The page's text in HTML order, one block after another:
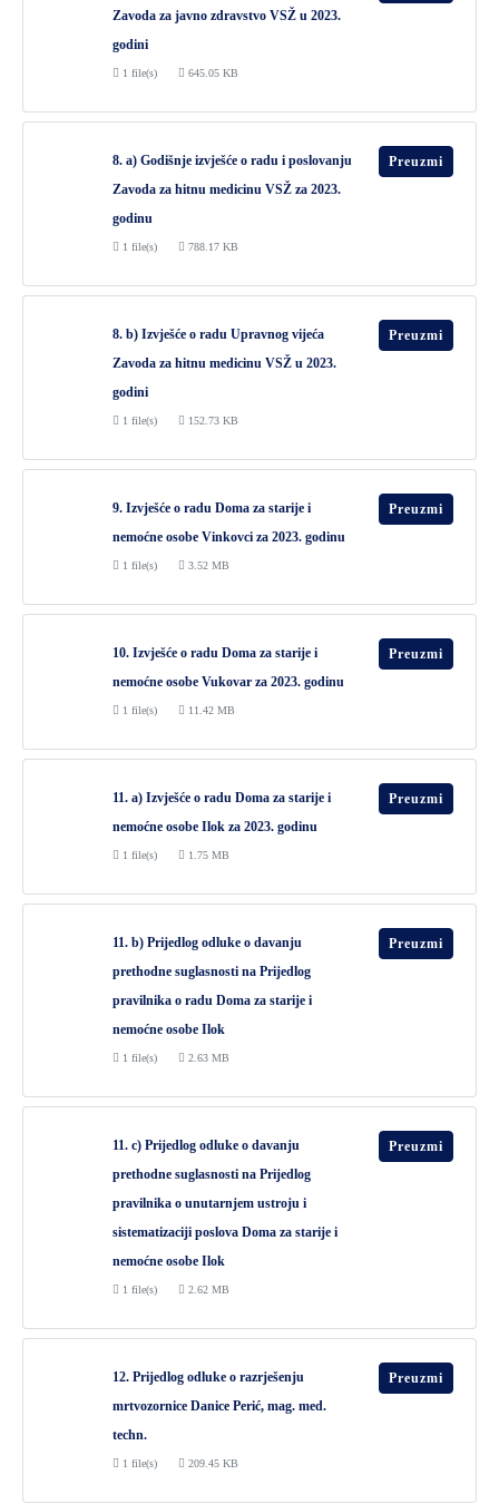
Zavoda za javno zdravstvo VSŽ u 2023.
godini
1 file(s) 645.05 KB
8. a) Godišnje izvješće o radu i poslovanju
Zavoda za hitnu medicinu VSŽ za 2023.
godinu
1 file(s) 788.17 KB
Preuzmi
8. b) Izvješće o radu Upravnog vijeća
Zavoda za hitnu medicinu VSŽ u 2023.
godini
1 file(s) 152.73 KB
Preuzmi
9. Izvješće o radu Doma za starije i
nemoćne osobe Vinkovci za 2023. godinu
1 file(s) 3.52 MB
Preuzmi
10. Izvješće o radu Doma za starije i
nemoćne osobe Vukovar za 2023. godinu
1 file(s) 11.42 MB
Preuzmi
11. a) Izvješće o radu Doma za starije i
nemoćne osobe Ilok za 2023. godinu
1 file(s) 1.75 MB
Preuzmi
11. b) Prijedlog odluke o davanju
prethodne suglasnosti na Prijedlog
pravilnika o radu Doma za starije i
nemoćne osobe Ilok
1 file(s) 2.63 MB
Preuzmi
11. c) Prijedlog odluke o davanju
prethodne suglasnosti na Prijedlog
pravilnika o unutarnjem ustroju i
sistematizaciji poslova Doma za starije i
nemoćne osobe Ilok
1 file(s) 2.62 MB
Preuzmi
12. Prijedlog odluke o razrješenju
mrtvozornice Danice Perić, mag. med.
techn.
1 file(s) 209.45 KB
Preuzmi